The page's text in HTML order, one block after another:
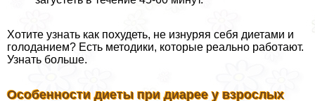
Хотите узнать как похудеть, не изнуряя себя диетами и
голоданием? Есть методики, которые реально работают.
Узнать больше.
Особенности диеты при диарее у взрослых